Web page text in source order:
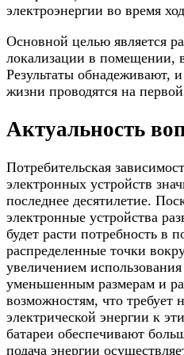
электроэнергии во время
Основной целью является
локализации в помещении,
Результаты обнадеживают,
жизни проводятся на
Актуальность
Потребительская
электронных устройств
последнее десятилетие.
электронные устройства
будет расти потребность в
распределенные точки
увеличением
уменьшенным размерам и
возможностям, что требует
электрической энергии к
батареи обеспечивают
подача энергии